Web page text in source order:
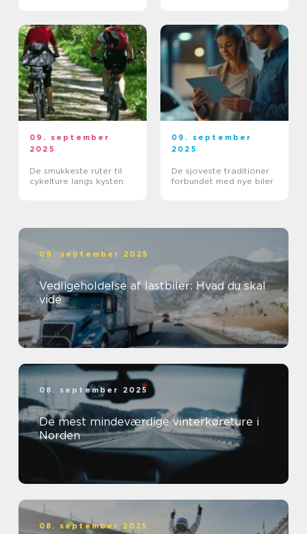
09. september
2025
De smukkeste ruter til
cykelture langs kysten
09. september
2025
De sjoveste traditioner
forbundet med nye biler
09. september 2025
Vedligeholdelse af lastbiler: Hvad du skal
vide
08. september 2025
De mest mindeværdige vinterkøreture i
Norden
08. september 2025